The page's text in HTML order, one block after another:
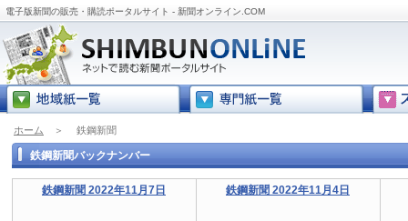
電子版新聞の販売・購読ポータルサイト - 新聞オンライン.COM
ホーム ＞ 鉄鋼新聞
鉄鋼新聞バックナンバー
鉄鋼新聞 2022年11月7日 鉄鋼新聞 2022年11月4日